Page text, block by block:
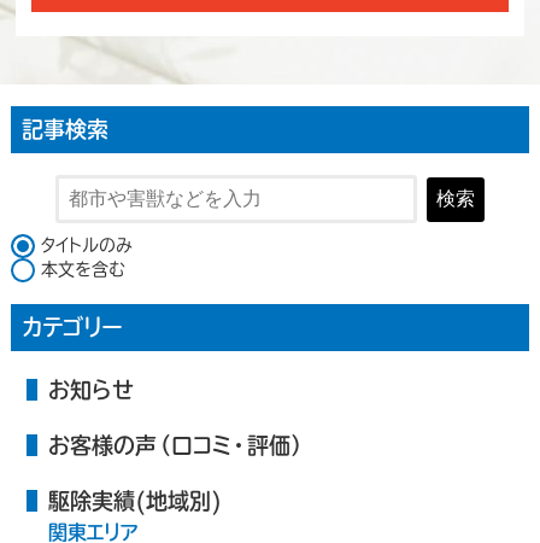
記事検索
検索
検索対象
タイトルのみ
本文を含む
カテゴリー
お知らせ
お客様の声（口コミ・評価）
駆除実績(地域別)
関東エリア